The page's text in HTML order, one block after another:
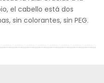
el cabello está dos
sin colorantes, sin PEG.